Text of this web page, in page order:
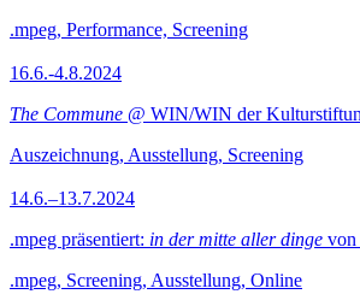
.mpeg, Performance, Screening
16.6.-4.8.2024
The Commune @ WIN/WIN der
Auszeichnung, Ausstellung, Screening
14.6.–13.7.2024
.mpeg präsentiert: in der mitte aller dinge
.mpeg, Screening, Ausstellung, Online